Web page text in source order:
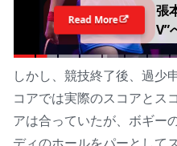
張
V”
和
む
「
ャ
Read More
しかし、競技終了後、過少
コアでは実際のスコアとス
アは合っていたが、ボギー
ディのホールをパーとして